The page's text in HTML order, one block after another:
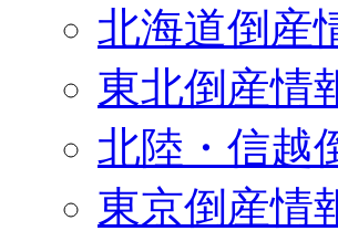
北海道倒産
東北倒産情
北陸・信越
東京倒産情